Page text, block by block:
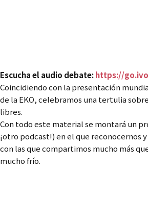
Escucha el audio debate:https://
Coincidiendo con la presentación
de la EKO, celebramos una tertulia
libres.
Con todo este material se montará un
¡otro podcast!) en el que reconocernos
con las que compartimos mucho más
mucho frío.